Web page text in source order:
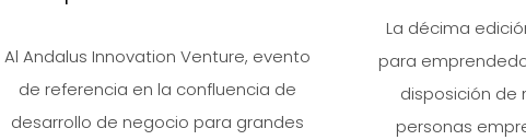
Al Andalus Innovation Venture, evento
de referencia en la confluencia de
desarrollo de negocio para grandes
La décima
para
disposición de
personas